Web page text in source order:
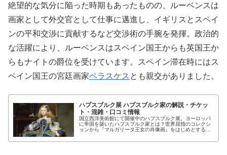
絶望的な気分に陥った時期もあったものの、ルーベンスは
画家として外交官として仕事に邁進し、イギリスとスペイ
ンの平和交渉に貢献するなど交渉術の手腕を発揮。政治的
な活躍により、ルーベンスはスペイン国王からも英国王か
らもナイトの爵位を受けています。スペイン滞在時にはス
ペイン国王の宮廷画家ベラスケス とも親交がありました。
ハプスブルク展 ハプスブルク家の解説・チケッ
ト・混雑・口コミ情報
国立西洋美術館にて開催中のハプスブルク展。ヨーロッパ
に帝国を築いたハプスブルク家とは？世界屈指のコレクシ
ョンから『マルガリータ王女の肖像画』をはじめとする絵
状況、感想などをご紹介します。